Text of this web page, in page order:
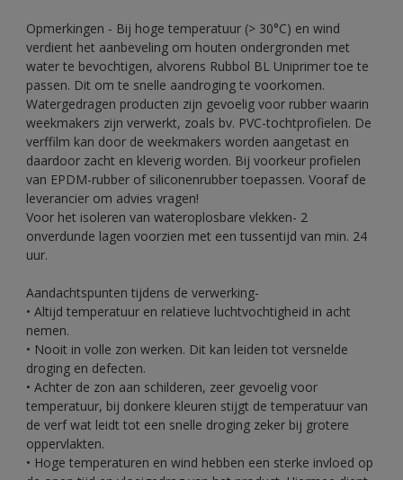
Opmerkingen - Bij hoge temperatuur (> 30°C) en wind
verdient het aanbeveling om houten ondergronden met
water te bevochtigen, alvorens Rubbol BL Uniprimer toe te
passen. Dit om te snelle aandroging te voorkomen.
Watergedragen producten zijn gevoelig voor rubber waarin
weekmakers zijn verwerkt, zoals bv. PVC-tochtprofielen. De
verffilm kan door de weekmakers worden aangetast en
daardoor zacht en kleverig worden. Bij voorkeur profielen
van EPDM-rubber of siliconenrubber toepassen. Vooraf de
leverancier om advies vragen!
Voor het isoleren van wateroplosbare vlekken- 2
onverdunde lagen voorzien met een tussentijd van min. 24
uur.
Aandachtspunten tijdens de verwerking-
• Altijd temperatuur en relatieve luchtvochtigheid in acht
nemen.
• Nooit in volle zon werken. Dit kan leiden tot versnelde
droging en defecten.
• Achter de zon aan schilderen, zeer gevoelig voor
temperatuur, bij donkere kleuren stijgt de temperatuur van
de verf wat leidt tot een snelle droging zeker bij grotere
oppervlakten.
• Hoge temperaturen en wind hebben een sterke invloed op